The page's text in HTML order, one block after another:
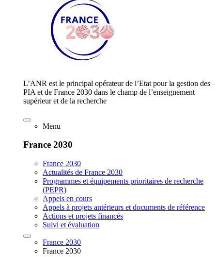
L’ANR est le principal opérateur de l’Etat pour la gestion des
PIA et de France 2030 dans le champ de l’enseignement
supérieur et de la recherche
Menu
France 2030
France 2030
Actualités de France 2030
Programmes et équipements prioritaires de recherche
(PEPR)
Appels en cours
Appels à projets antérieurs et documents de référence
Actions et projets financés
Suivi et évaluation
France 2030
France 2030